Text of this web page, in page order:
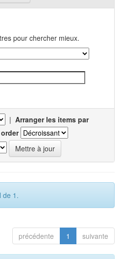
pour chercher mieux.
| Arranger les items par
de 1.
précédente 1 suivante